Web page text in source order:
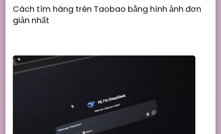
Cách tìm hàng trên Taobao bằng hình ảnh đơn
giản nhất